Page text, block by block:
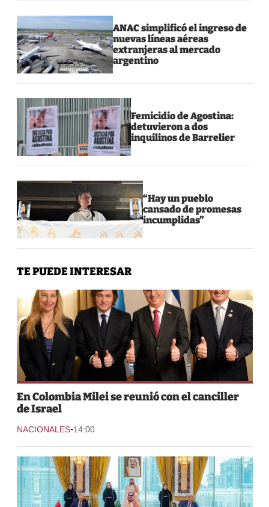
ANAC simplificó el ingreso de
nuevas líneas aéreas
extranjeras al mercado
argentino
Femicidio de Agostina:
detuvieron a dos
inquilinos de Barrelier
“Hay un pueblo
cansado de promesas
incumplidas”
TE PUEDE INTERESAR
En Colombia Milei se reunió con el canciller
de Israel
NACIONALES-14:00